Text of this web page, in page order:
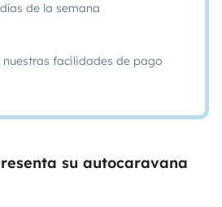
de la semana
facilidades de pago
su autocaravana